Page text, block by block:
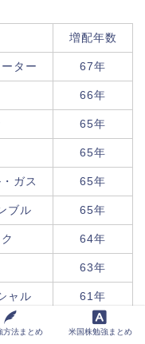
増配年数
ター 67年
66年
65年
65年
ガス 65年
ブル 65年
64年
63年
ャル 61年
61年
方法まとめ 米国株勉強まとめ